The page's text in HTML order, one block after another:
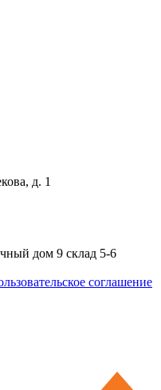
д. 1
дом 9 склад 5-6
соглашение